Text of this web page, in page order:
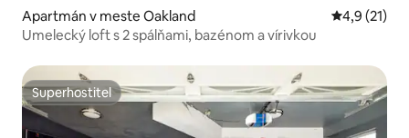
Apartmán v meste Oakland Priemerné
4,9 (21)
Umelecký loft s 2 spálňami, bazénom a vírivkou
Superhostiteľ
Superhostiteľ